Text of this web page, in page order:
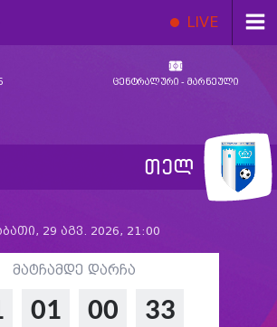
LIVE
ცენტრალური - მარნეული
თელ
29 აგვ. 2026, 21:00
მატჩამდე დარჩა
01 00 32